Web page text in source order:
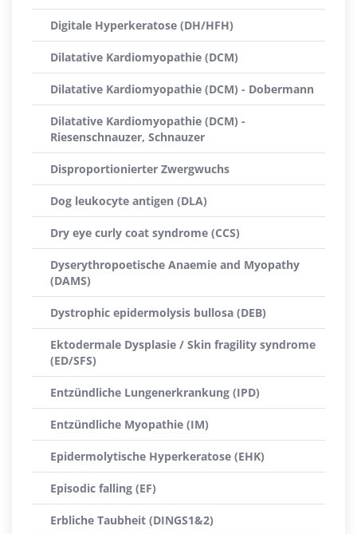
Digitale Hyperkeratose (DH/HFH)
Dilatative Kardiomyopathie (DCM)
Dilatative Kardiomyopathie (DCM) - Dobermann
Dilatative Kardiomyopathie (DCM) -
Riesenschnauzer, Schnauzer
Disproportionierter Zwergwuchs
Dog leukocyte antigen (DLA)
Dry eye curly coat syndrome (CCS)
Dyserythropoetische Anaemie and Myopathy
(DAMS)
Dystrophic epidermolysis bullosa (DEB)
Ektodermale Dysplasie / Skin fragility syndrome
(ED/SFS)
Entzündliche Lungenerkrankung (IPD)
Entzündliche Myopathie (IM)
Epidermolytische Hyperkeratose (EHK)
Episodic falling (EF)
Erbliche Taubheit (DINGS1&2)